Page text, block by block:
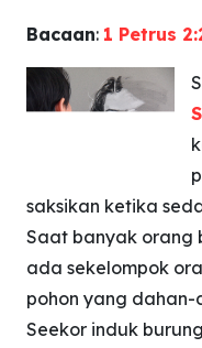
Bacaan: 1 Petrus
saksikan ketika
Saat banyak orang
ada sekelompok
pohon yang
Seekor induk